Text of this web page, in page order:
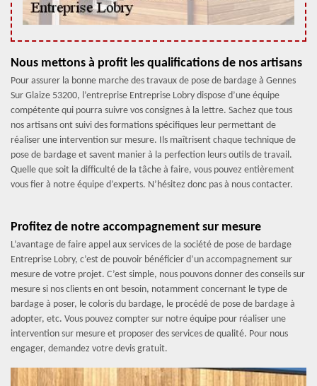
Nous mettons à profit les qualifications de nos artisans
Pour assurer la bonne marche des travaux de pose de bardage à Gennes
Sur Glaize 53200, l’entreprise Entreprise Lobry dispose d’une équipe
compétente qui pourra suivre vos consignes à la lettre. Sachez que tous
nos artisans ont suivi des formations spécifiques leur permettant de
réaliser une intervention sur mesure. Ils maîtrisent chaque technique de
pose de bardage et savent manier à la perfection leurs outils de travail.
Quelle que soit la difficulté de la tâche à faire, vous pouvez entièrement
vous fier à notre équipe d’experts. N’hésitez donc pas à nous contacter.
Profitez de notre accompagnement sur mesure
L’avantage de faire appel aux services de la société de pose de bardage
Entreprise Lobry, c’est de pouvoir bénéficier d’un accompagnement sur
mesure de votre projet. C’est simple, nous pouvons donner des conseils sur
mesure si nos clients en ont besoin, notamment concernant le type de
bardage à poser, le coloris du bardage, le procédé de pose de bardage à
adopter, etc. Vous pouvez compter sur notre équipe pour réaliser une
intervention sur mesure et proposer des services de qualité. Pour nous
engager, demandez votre devis gratuit.